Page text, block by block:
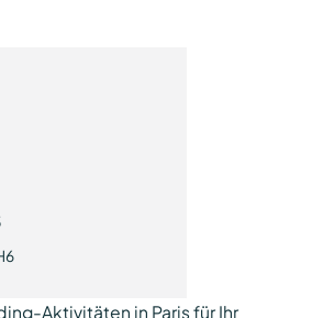
Aktivitäten in Paris für Ihr